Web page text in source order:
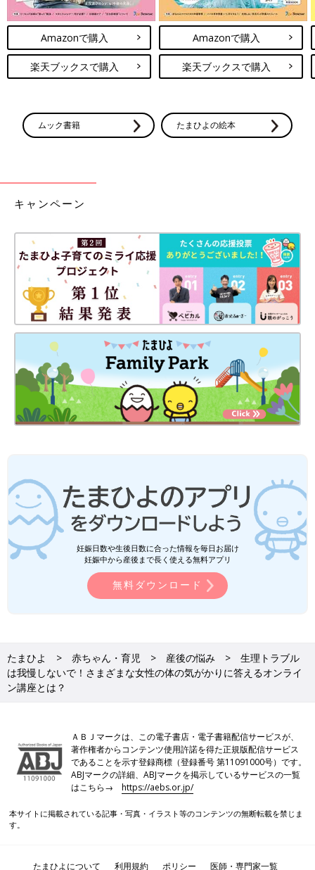
Amazonで購入
楽天ブックスで購入
Amazonで購入
楽天ブックスで購入
ムック書籍 たまひよの絵本
キャンペーン
妊娠日数や生後日数に合った情報を毎日お届け
妊娠中から産後まで長く使える無料アプリ
無料ダウンロード
たまひよ 赤ちゃん・育児 産後の悩み
生理トラブル
は我慢しないで！さまざまな女性の体の気がかりに答えるオンライ
ン講座とは？
ＡＢＪマークは、この電子書店・電子書籍配信サービスが、
著作権者からコンテンツ使用許諾を得た正規版配信サービス
であることを示す登録商標（登録番号 第11091000号）です。
ABJマークの詳細、ABJマークを掲示しているサービスの一覧
はこちら→https://aebs.or.jp/
本サイトに掲載されている記事・写真・イラスト等のコンテンツの無断転載を禁じま
す。
たまひよについて 利用規約 ポリシー 医師・専門家一覧